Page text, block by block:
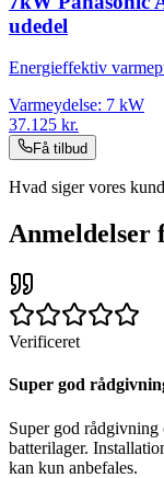
udedel
Energieffektiv
Varmeydelse: 7 kW
37.125 kr.
Få tilbud
Hvad siger vores
Anmeldelser
Verificeret
Super god
Super god
batterilager.
kan kun anbefales.